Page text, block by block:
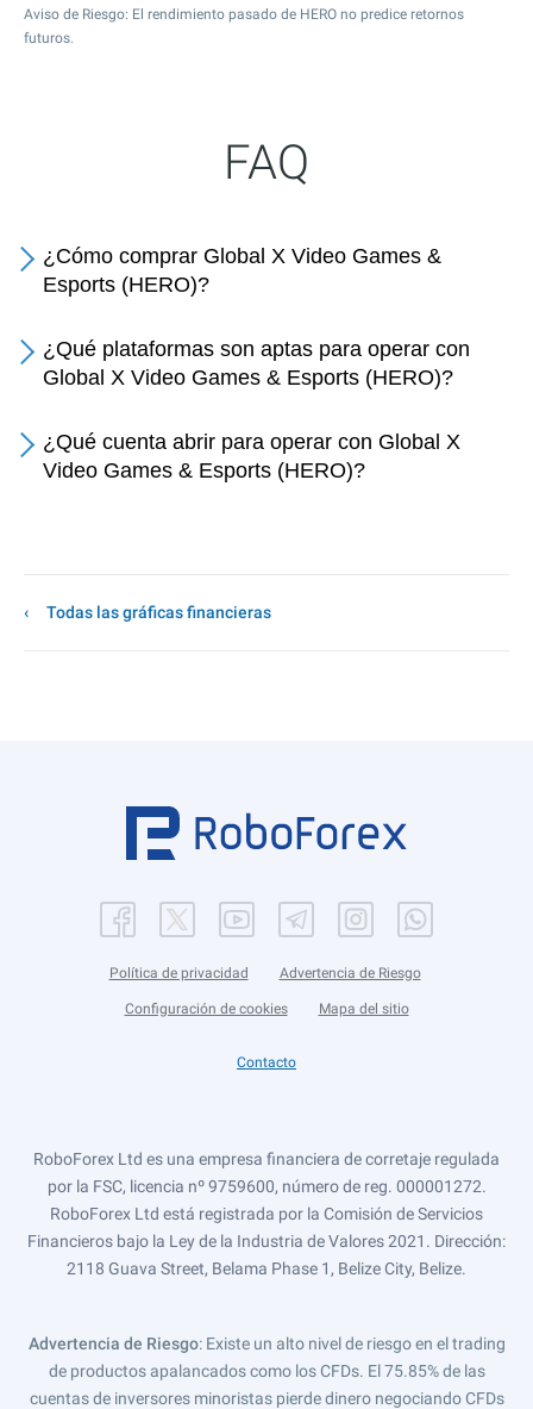
Aviso de Riesgo: El rendimiento pasado de HERO no predice retornos
futuros.
FAQ
¿Cómo comprar Global X Video Games &
Esports (HERO)?
¿Qué plataformas son aptas para operar con
Global X Video Games & Esports (HERO)?
¿Qué cuenta abrir para operar con Global X
Video Games & Esports (HERO)?
Todas las gráficas financieras
Política de privacidad Advertencia de Riesgo
Configuración de cookies Mapa del sitio
Contacto
RoboForex Ltd es una empresa financiera de corretaje regulada
por la FSC, licencia nº 9759600, número de reg. 000001272.
RoboForex Ltd está registrada por la Comisión de Servicios
Financieros bajo la Ley de la Industria de Valores 2021. Dirección:
2118 Guava Street, Belama Phase 1, Belize City, Belize.
Advertencia de Riesgo: Existe un alto nivel de riesgo en el trading
de productos apalancados como los CFDs. El 75.85% de las
cuentas de inversores minoristas pierde dinero negociando CFDs